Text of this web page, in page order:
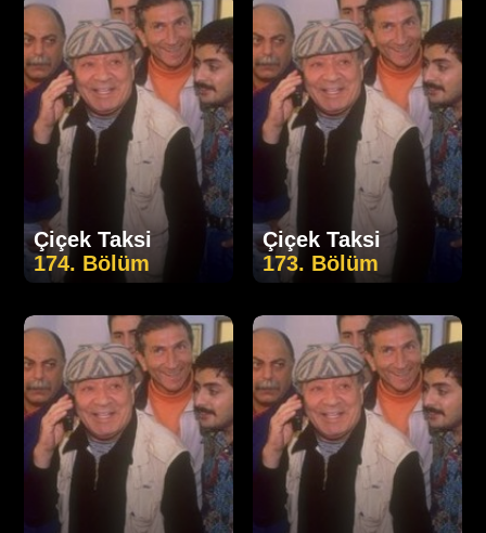
Çiçek Taksi
174. Bölüm
Çiçek Taksi
173. Bölüm